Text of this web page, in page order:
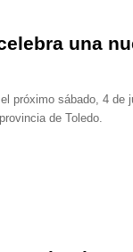
una
próximo sábado, 4
de Toledo.